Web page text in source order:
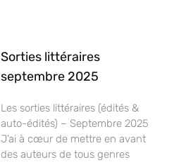
Sorties littéraires
septembre 2025
Les sorties littéraires (édités &
auto-édités) – Septembre 2025
J’ai à cœur de mettre en avant
des auteurs de tous genres